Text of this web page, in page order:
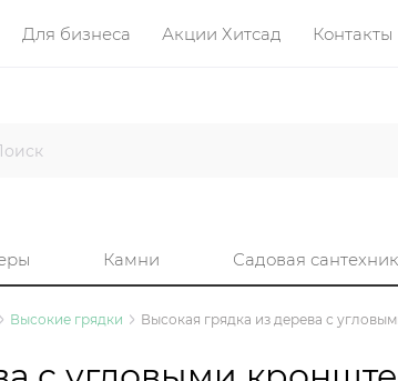
Для бизнеса Акции Хитсад Контакты
Камни Садовая
Высокие грядки Высокая грядка из дерева с